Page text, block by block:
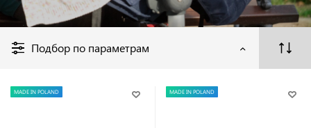
Подбор по параметрам
MADE IN POLAND MADE IN POLAND